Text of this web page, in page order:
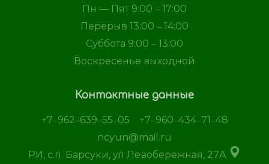
Пн — Пят 9:00 ‒ 17:00
Перерыв 13:00 ‒ 14:00
Суббота 9:00 ‒ 13:00
Воскресенье выходной
Контактные данные
+7‒962‒639‒55‒05
+7‒960‒434‒71‒48
ncyun@mail.ru
РИ, с.п. Барсуки, ул Левобережная, 27А